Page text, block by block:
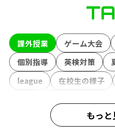
ゲーム大会
個別指導
英検対策
league
在校生の様子
e日本代表
熊本校
課外授業
もっと